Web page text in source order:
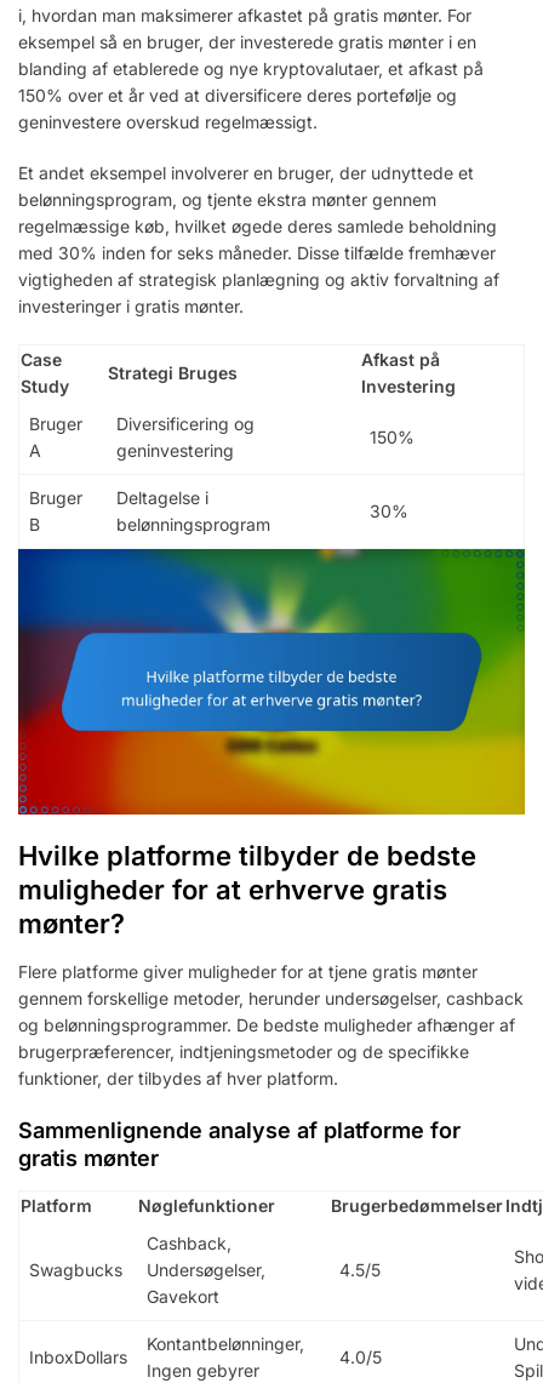
i, hvordan man maksimerer afkastet på gratis mønter. For
eksempel så en bruger, der investerede gratis mønter i en
blanding af etablerede og nye kryptovalutaer, et afkast på
150% over et år ved at diversificere deres portefølje og
geninvestere overskud regelmæssigt.
Et andet eksempel involverer en bruger, der udnyttede et
belønningsprogram, og tjente ekstra mønter gennem
regelmæssige køb, hvilket øgede deres samlede beholdning
med 30% inden for seks måneder. Disse tilfælde fremhæver
vigtigheden af strategisk planlægning og aktiv forvaltning af
investeringer i gratis mønter.
Case
Study
Strategi Bruges
Afkast på
Investering
Bruger
A
Diversificering og
geninvestering
150%
Bruger
B
Deltagelse i
belønningsprogram
30%
Hvilke platforme tilbyder de bedste
muligheder for at erhverve gratis
mønter?
Flere platforme giver muligheder for at tjene gratis mønter
gennem forskellige metoder, herunder undersøgelser, cashback
og belønningsprogrammer. De bedste muligheder afhænger af
brugerpræferencer, indtjeningsmetoder og de specifikke
funktioner, der tilbydes af hver platform.
Sammenlignende analyse af platforme for
gratis mønter
Platform Nøglefunktioner Brugerbedømmelser
Swagbucks
Cashback,
Undersøgelser,
Gavekort
4.5/5
InboxDollars
Kontantbelønninger,
Ingen gebyrer
4.0/5
Spil